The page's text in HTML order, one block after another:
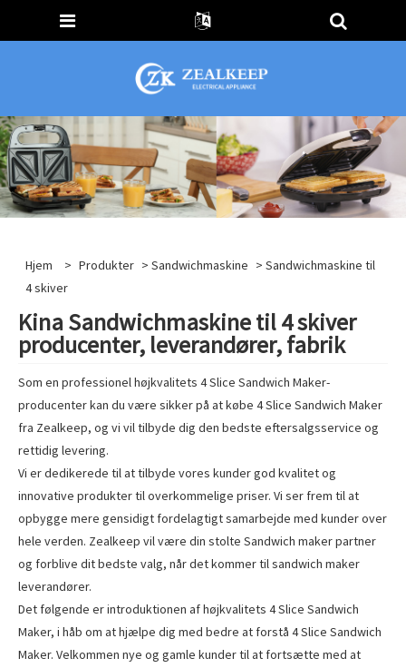
Hjem > Produkter >Sandwichmaskine > Sandwichmaskine til
4 skiver
Kina Sandwichmaskine til 4 skiver
producenter, leverandører, fabrik
Som en professionel højkvalitets 4 Slice Sandwich Maker-
producenter kan du være sikker på at købe 4 Slice Sandwich Maker
fra Zealkeep, og vi vil tilbyde dig den bedste eftersalgsservice og
rettidig levering.
Vi er dedikerede til at tilbyde vores kunder god kvalitet og
innovative produkter til overkommelige priser. Vi ser frem til at
opbygge mere gensidigt fordelagtigt samarbejde med kunder over
hele verden. Zealkeep vil være din stolte Sandwich maker partner
og forblive dit bedste valg, når det kommer til sandwich maker
leverandører.
Det følgende er introduktionen af ​​højkvalitets 4 Slice Sandwich
Maker, i håb om at hjælpe dig med bedre at forstå 4 Slice Sandwich
Maker. Velkommen nye og gamle kunder til at fortsætte med at